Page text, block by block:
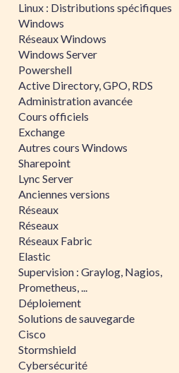
Linux : Distributions spécifiques
Windows
Réseaux Windows
Windows Server
Powershell
Active Directory, GPO, RDS
Administration avancée
Cours officiels
Exchange
Autres cours Windows
Sharepoint
Lync Server
Anciennes versions
Réseaux
Réseaux
Réseaux Fabric
Elastic
Supervision : Graylog, Nagios,
Prometheus, ...
Déploiement
Solutions de sauvegarde
Cisco
Stormshield
Cybersécurité